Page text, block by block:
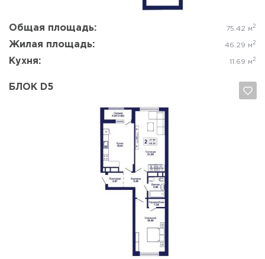
Общая площадь: 75.42 м 2
Жилая площадь: 46.29 м 2
Кухня: 11.69 м 2
БЛОК D5
Отмена